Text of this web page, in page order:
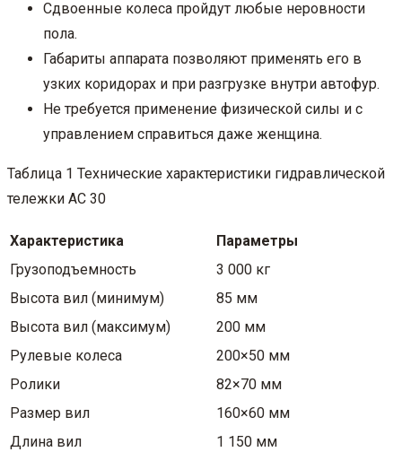
Сдвоенные колеса пройдут любые неровности
пола.
Габариты аппарата позволяют применять его в
узких коридорах и при разгрузке внутри автофур.
Не требуется применение физической силы и с
управлением справиться даже женщина.
Таблица 1 Технические характеристики гидравлической
тележки АС 30
Характеристика
Параметры
Грузоподъемность
3 000 кг
Высота вил (минимум)
85 мм
Высота вил (максимум)
200 мм
Рулевые колеса
200×50 мм
Ролики
82×70 мм
Размер вил
160×60 мм
Длина вил
1 150 мм